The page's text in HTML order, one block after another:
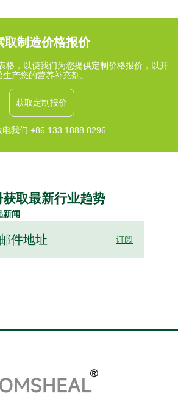
取制造价格报价
格，以便我们为您提供定制价格报价，以开
生产您的营养补充剂。
获取定制报价
电我们 +86 133 1888 8296
获取最新行业趋势
新闻
订阅